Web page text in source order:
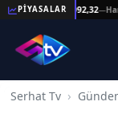
PİYASALAR
Altın44.092,32—Hamit
Serhat Tv